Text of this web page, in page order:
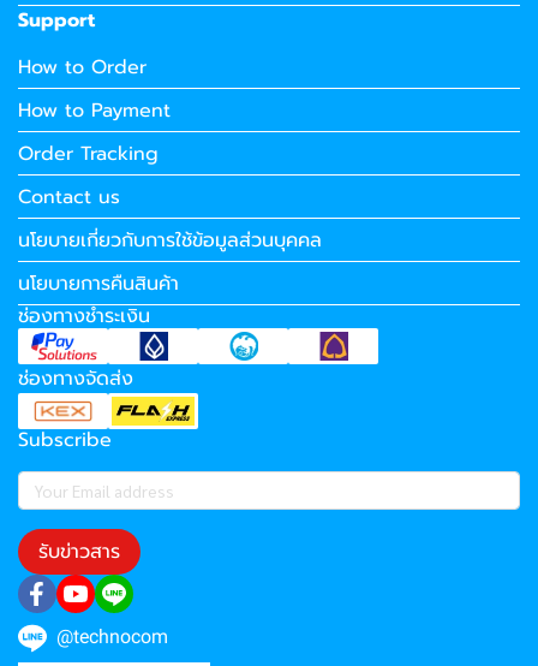
Support
How to Order
How to Payment
Order Tracking
Contact us
นโยบายเกี่ยวกับการใช้ข้อมูลส่วนบุคคล
นโยบายการคืนสินค้า
ช่องทางชำระเงิน
ช่องทางจัดส่ง
Subscribe
รับข่าวสาร
@technocom